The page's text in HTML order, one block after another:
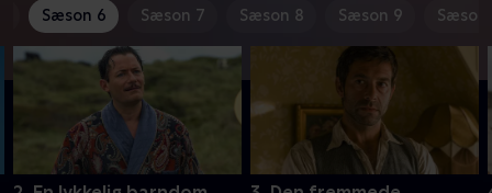
Sæson 6 Sæson 7 Sæson 8 Sæson 9 Sæson